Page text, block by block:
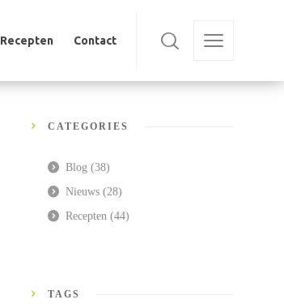
Recepten Contact
CATEGORIES
Blog (38)
Nieuws (28)
Recepten (44)
TAGS